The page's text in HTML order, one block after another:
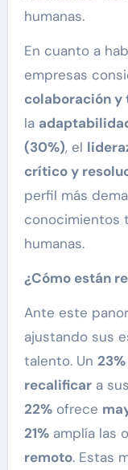
humanas.
En cuanto a
empresas
colaboración y
la
(30%), el
crítico y
perfil más
conocimientos
humanas.
¿Cómo están
Ante este
ajustando sus
talento. Un 23%
recalificara
22%ofrece
21%amplía las
remoto. Estas